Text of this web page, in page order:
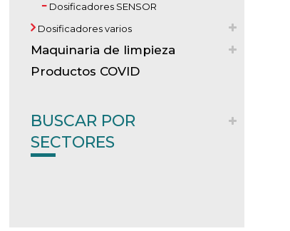
Dosificadores SENSOR
Dosificadores varios
Maquinaria de limpieza
Productos COVID
BUSCAR POR
SECTORES